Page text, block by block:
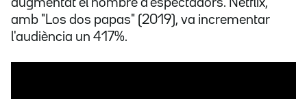
augmentat el nombre d'espectadors. Netflix,
amb "Los dos papas" (2019), va incrementar
l'audiència un 417%.